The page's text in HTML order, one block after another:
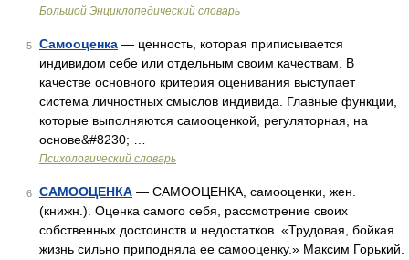
Большой Энциклопедический словарь
5 Самооценка — ценность, которая приписывается
индивидом себе или отдельным своим качествам. В
качестве основного критерия оценивания выступает
система личностных смыслов индивида. Главные функции,
которые выполняются самооценкой, регуляторная, на
основе&#8230; …
Психологический словарь
6 САМООЦЕНКА — САМООЦЕНКА, самооценки, жен.
(книжн.). Оценка самого себя, рассмотрение своих
собственных достоинств и недостатков. «Трудовая, бойкая
жизнь сильно приподняла ее самооценку.» Максим Горький.